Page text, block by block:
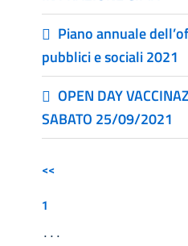
Piano annuale
pubblici e sociali 2021
OPEN DAY
SABATO 25/09/2021
<<
1
...